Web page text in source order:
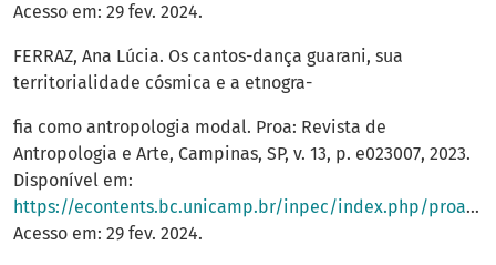
Acesso em: 29 fev. 2024.
FERRAZ, Ana Lúcia. Os cantos-dança guarani, sua
territorialidade cósmica e a etnogra-
fia como antropologia modal. Proa: Revista de
Antropologia e Arte, Campinas, SP, v. 13, p. e023007, 2023.
Disponível em:
https://econtents.bc.unicamp.br/inpec/index.php/proa/article/view/16691
Acesso em: 29 fev. 2024.